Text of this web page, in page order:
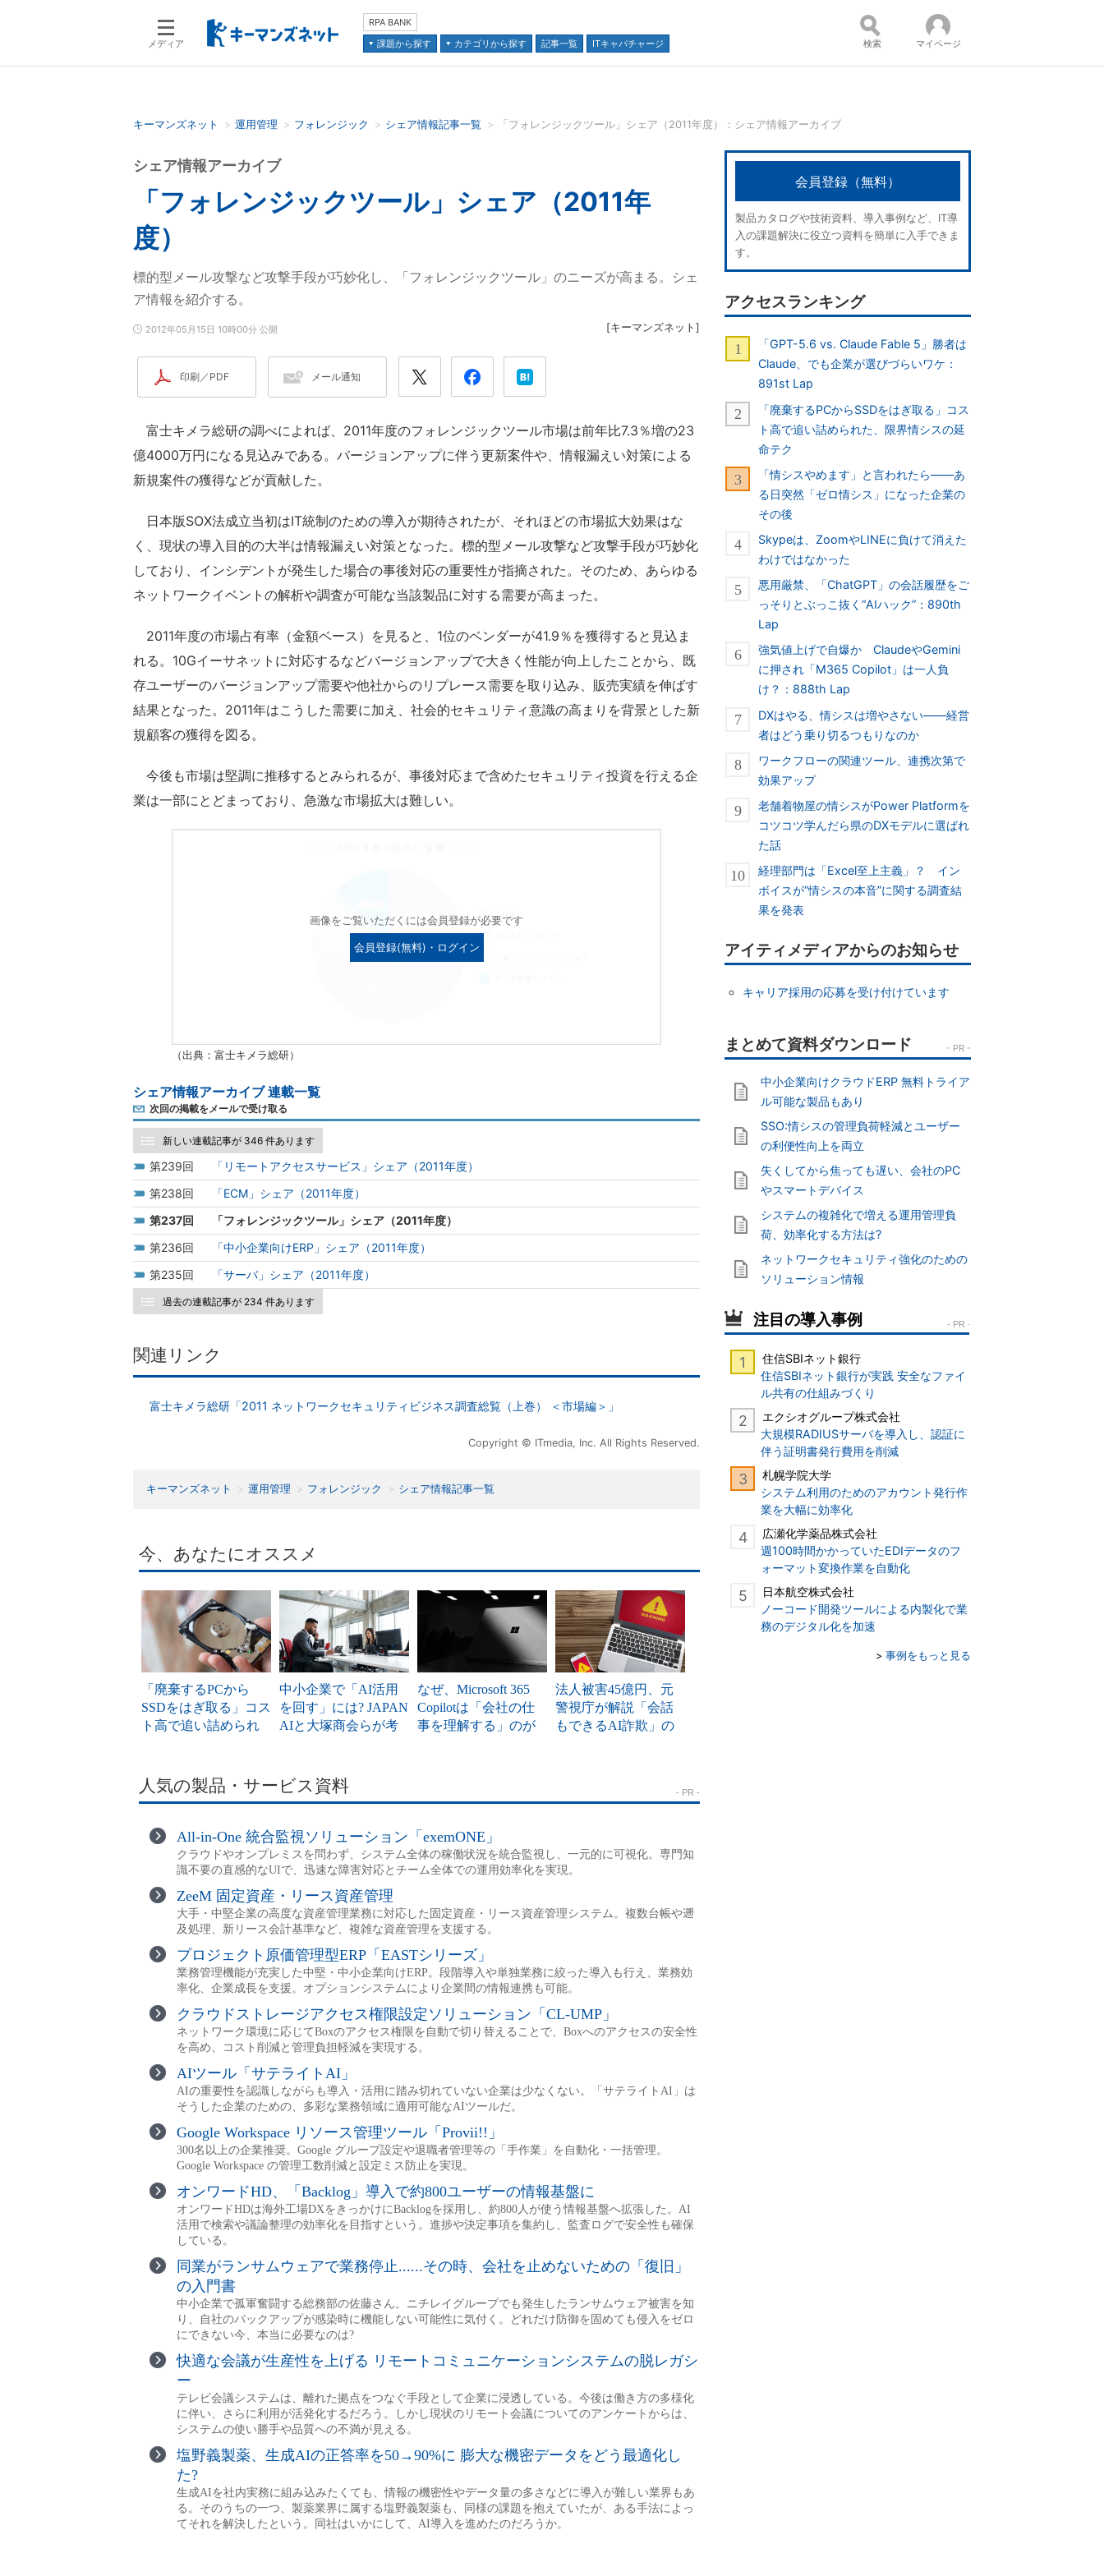
メディア
RPA BANK
課題から探す
カテゴリから探す 記事一覧 ITキャパチャージ
検索語を入力してください コンテンツ：
並び順：
検索 マイページ
キーマンズネット 運用管理 フォレンジック シェア情報記事一覧 「フォレンジックツール」シェア（2011年度）：シェア情報アーカイブ
「フォレンジックツール」シェア（2011年
度）
シェア情報アーカイブ
標的型メール攻撃など攻撃手段が巧妙化し、「フォレンジックツール」のニーズが高まる。シェ
ア情報を紹介する。
2012年05月15日 10時00分 公開 [キーマンズネット ]
印刷／PDF メール通知
富士キメラ総研の調べによれば、2011年度のフォレンジックツール市場は前年比7.3％増の23
億4000万円になる見込みである。バージョンアップに伴う更新案件や、情報漏えい対策による
新規案件の獲得などが貢献した。
日本版SOX法成立当初はIT統制のための導入が期待されたが、それほどの市場拡大効果はな
く、現状の導入目的の大半は情報漏えい対策となった。標的型メール攻撃など攻撃手段が巧妙化
しており、インシデントが発生した場合の事後対応の重要性が指摘された。そのため、あらゆる
ネットワークイベントの解析や調査が可能な当該製品に対する需要が高まった。
2011年度の市場占有率（金額ベース）を見ると、1位のベンダーが41.9％を獲得すると見込ま
れる。10Gイーサネットに対応するなどバージョンアップで大きく性能が向上したことから、既
存ユーザーのバージョンアップ需要や他社からのリプレース需要を取り込み、販売実績を伸ばす
結果となった。2011年はこうした需要に加え、社会的セキュリティ意識の高まりを背景とした新
規顧客の獲得を図る。
今後も市場は堅調に推移するとみられるが、事後対応まで含めたセキュリティ投資を行える企
業は一部にとどまっており、急激な市場拡大は難しい。
画像をご覧いただくには会員登録が必要です
会員登録(無料)・ログイン
（出典：富士キメラ総研）
シェア情報アーカイブ 連載一覧
次回の掲載をメールで受け取る
新しい連載記事が 346 件あります
239
「リモートアクセスサービス」シェア（2011年度）
238
「ECM」シェア（2011年度）
237
「フォレンジックツール」シェア（2011年度）
236
「中小企業向けERP」シェア（2011年度）
235
「サーバ」シェア（2011年度）
過去の連載記事が 234 件あります
関連リンク
富士キメラ総研「2011 ネットワークセキュリティビジネス調査総覧（上巻） ＜市場編＞」
Copyright © ITmedia, Inc. All Rights Reserved.
キーマンズネット 運用管理 フォレンジック シェア情報記事一覧
会員登録（無料）
製品カタログや技術資料、導入事例など、IT導
入の課題解決に役立つ資料を簡単に入手できま
す。
アクセスランキング
「GPT-5.6 vs. Claude Fable 5」勝者は
Claude、でも企業が選びづらいワケ：
891st Lap
「廃棄するPCからSSDをはぎ取る」コス
ト高で追い詰められた、限界情シスの延
命テク
「情シスやめます」と言われたら――あ
る日突然「ゼロ情シス」になった企業の
その後
Skypeは、ZoomやLINEに負けて消えた
わけではなかった
悪用厳禁、「ChatGPT」の会話履歴をご
っそりとぶっこ抜く“AIハック”：890th
Lap
強気値上げで自爆か ClaudeやGemini
に押され「M365 Copilot」は一人負
け？：888th Lap
DXはやる、情シスは増やさない――経営
者はどう乗り切るつもりなのか
ワークフローの関連ツール、連携次第で
効果アップ
老舗着物屋の情シスがPower Platformを
コツコツ学んだら県のDXモデルに選ばれ
た話
経理部門は「Excel至上主義」？ イン
ボイスが“情シスの本音”に関する調査結
果を発表
アイティメディアからのお知らせ
キャリア採用の応募を受け付けています
中小企業向けクラウドERP 無料トライア
ル可能な製品もあり
SSO:情シスの管理負荷軽減とユーザー
の利便性向上を両立
失くしてから焦っても遅い、会社のPC
やスマートデバイス
システムの複雑化で増える運用管理負
荷、効率化する方法は?
ネットワークセキュリティ強化のための
ソリューション情報